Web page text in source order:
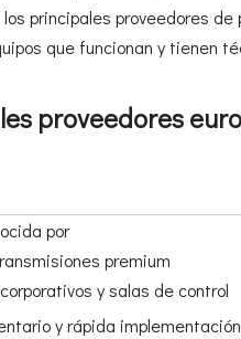
principales proveedores
que funcionan y tienen
proveedores
por
premium
y salas de control
y rápida implementación